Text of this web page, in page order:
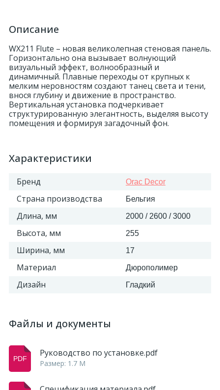
Описание
WX211 Flute – новая великолепная стеновая панель.
Горизонтально она вызывает волнующий
визуальный эффект, волнообразный и
динамичный. Плавные переходы от крупных к
мелким неровностям создают танец света и тени,
внося глубину и движение в пространство.
Вертикальная установка подчеркивает
структурированную элегантность, выделяя высоту
помещения и формируя загадочный фон.
Характеристики
Бренд Orac Decor
Страна производства Бельгия
Длина, мм 2000 / 2600 / 3000
Высота, мм 255
Ширина, мм 17
Материал Дюрополимер
Дизайн Гладкий
Файлы и документы
Руководство по установке.pdf
Размер: 1.7 M